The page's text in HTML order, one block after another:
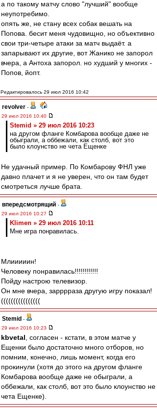
а по такому матчу слово "лучший" вообще
неупотребимо.
опять же, не стану всех собак вешать на
Попова. бесит меня чудовищно, но объективно
свои три-четыре атаки за матч выдаёт. а
запарывают их другие, вот Жанико не запорол
вчера, а Антоха запорол. но худший у многих -
Попов, йопт.
Редактировалось 29 июл 2016 10:42
revolver -
29 июл 2016 10:40
Stemid » 29 июл 2016 10:23
на другом фланге Комбарова вообще даже не
обыграли, а оббежали, как столб, вот это
было клоунство не чета Ещенке
Не удачный пример. По Комбарову ФНЛ уже
давно плачет и я не уверен, что он там будет
смотреться лучше брата.
впередсмотрящий -
29 июл 2016 10:27
Klimen » 29 июл 2016 10:11
Мне игра понравилась.
Млииииин!
Человеку понравилась!!!!!!!!!!!!
Пойду настрою телевизор.
Он мне вчера, зарррраза другую игру показал!
((((((((((((((((
Stemid -
29 июл 2016 10:23
kbvetal , согласен - кстати, в этом матче у
Ещенки было достаточно много отборов, но
помним, конечно, лишь момент, когда его
прокинули (хотя до этого на другом фланге
Комбарова вообще даже не обыграли, а
оббежали, как столб, вот это было клоунство не
чета Ещенке).